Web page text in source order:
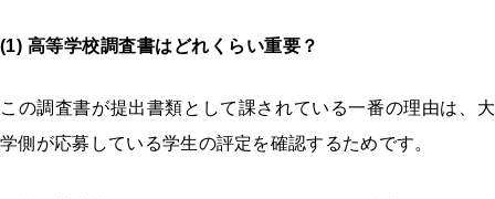
(1) 高等学校調査書はどれくらい重要？
この調査書が提出書類として課されている一番の理由は、大
学側が応募している学生の評定を確認するためです。